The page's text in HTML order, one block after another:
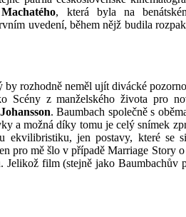
, která byla na
uvedení, během nějž budila
rozhodně neměl ujít divácké
z manželského života pro
Johansson. Baumbach společně s
a možná díky tomu je celý snímek
ekvilibristiku, jen postavy, které se
pro mě šlo v případě Marriage Story
film (stejně jako Baumbachův